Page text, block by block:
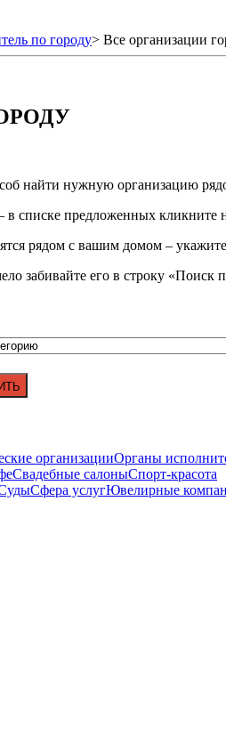
по городу> Все организации
найти нужную организацию
списке предложенных кликните
рядом с вашим домом –
забивайте его в строку «Поиск
организацииОрганы
Свадебные салоныСпорт-красота
Сфера услугЮвелирные